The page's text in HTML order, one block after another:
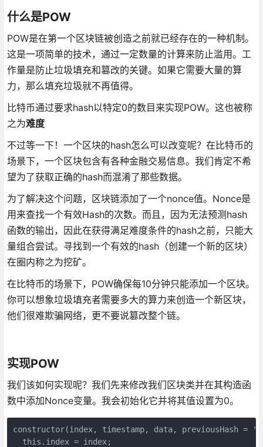
什么是POW
POW是在第一个区块链被创造之前就已经存在的一种机制。
这是一项简单的技术，通过一定数量的计算来防止滥用。工
作量是防止垃圾填充和篡改的关键。如果它需要大量的算
力，那么填充垃圾就不再值得。
比特币通过要求hash以特定0的数目来实现POW。这也被称
之为难度
不过等一下！一个区块的hash怎么可以改变呢？在比特币的
场景下，一个区块包含有各种金融交易信息。我们肯定不希
望为了获取正确的hash而混淆了那些数据。
为了解决这个问题，区块链添加了一个nonce值。Nonce是
用来查找一个有效Hash的次数。而且，因为无法预测hash
函数的输出，因此在获得满足难度条件的hash之前，只能大
量组合尝试。寻找到一个有效的hash（创建一个新的区块）
在圈内称之为挖矿。
在比特币的场景下，POW确保每10分钟只能添加一个区块。
你可以想象垃圾填充者需要多大的算力来创造一个新区块，
他们很难欺骗网络，更不要说篡改整个链。
实现POW
我们该如何实现呢？我们先来修改我们区块类并在其构造函
数中添加Nonce变量。我会初始化它并将其值设置为0。
constructor(index, timestamp, data, previousHash =
  this.index = index;